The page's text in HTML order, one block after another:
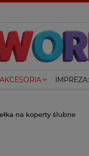
na koperty ślubne